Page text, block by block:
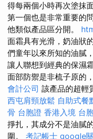
得每兩個小時再次塗抹
第一個也是非常重要的
他類似產品區分開。
面霜具有光滑，奶油狀
們童年以來所知的油膩
讓人聯想到經典的保濕
面部防禦是非梳子原的
會計公司 該產品的超輕
西屯肩頸放鬆 自助式餐
骨 台胞證 香港入境 台
掙扎，其成分不是油膩
圍。 考記帳士 google